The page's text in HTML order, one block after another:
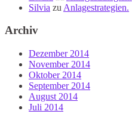
Silvia zu Anlagestrategien.
Archiv
Dezember 2014
November 2014
Oktober 2014
September 2014
August 2014
Juli 2014